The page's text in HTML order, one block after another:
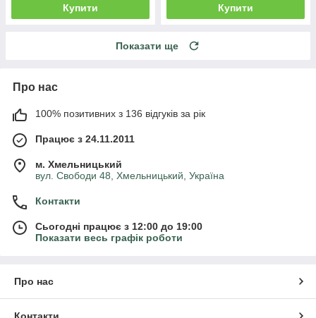
Купити Купити
Показати ще
Про нас
100% позитивних з 136 відгуків за рік
Працює з 24.11.2011
м. Хмельницький
вул. Свободи 48, Хмельницький, Україна
Контакти
Сьогодні працює з 12:00 до 19:00
Показати весь графік роботи
Про нас